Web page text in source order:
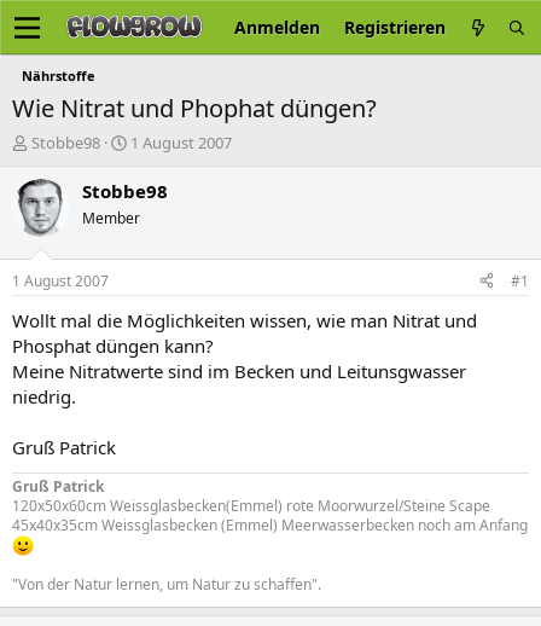
Anmelden Registrieren
Nährstoffe
Wie Nitrat und Phophat düngen?
E
s
t
e
e
r
Stobbe98
E
s
e
t
a
1 August 2007
Stobbe98
Member
1 August 2007 #1
Wollt mal die Möglichkeiten wissen, wie man Nitrat und
Phosphat düngen kann?
Meine Nitratwerte sind im Becken und Leitunsgwasser
niedrig.
Gruß Patrick
Gruß Patrick
120x50x60cm Weissglasbecken(Emmel) rote Moorwurzel/Steine Scape
45x40x35cm Weissglasbecken (Emmel) Meerwasserbecken noch am Anfang
"Von der Natur lernen, um Natur zu schaffen".